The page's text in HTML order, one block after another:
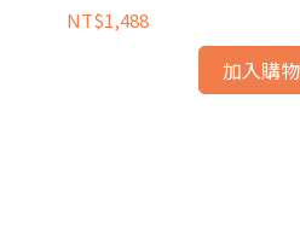
NT$1,488
加入購